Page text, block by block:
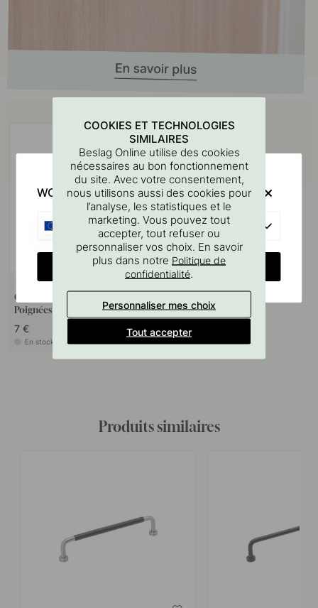
Gabarit De Perçage Pour
Poignées Et Boutons
7 €
En stock
Produits similaires
COOKIES ET TECHNOLOGIES
SIMILAIRES
Beslag Online utilise des cookies
nécessaires au bon fonctionnement
du site. Avec votre consentement,
nous utilisons aussi des cookies pour
l’analyse, les statistiques et le
marketing. Vous pouvez tout
accepter, tout refuser ou
personnaliser vos choix. En savoir
plus dans notre Politique de
confidentialité.
Personnaliser mes choix
Tout accepter
WOULD YOU RATHER VISIT?
CHANGE COUNTRY